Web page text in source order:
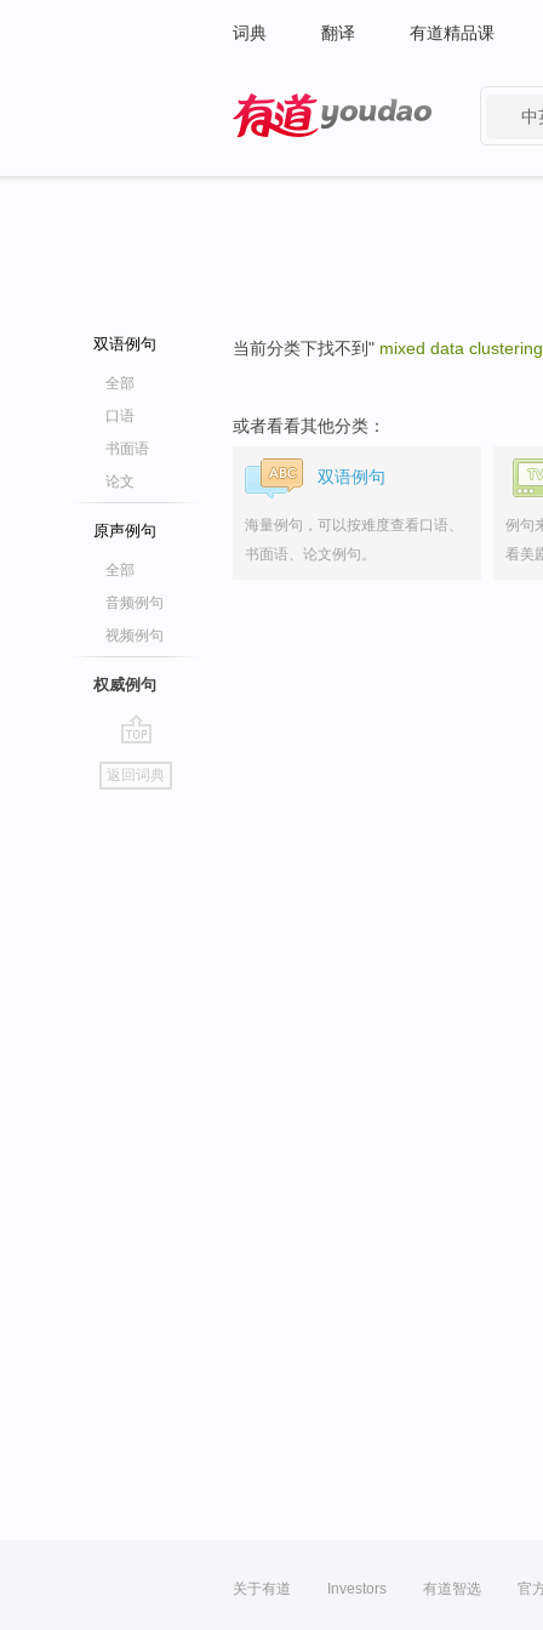
词典 翻译 有道精品课
中
双语例句
全部
口语
书面语
论文
原声例句
全部
音频例句
视频例句
权威例句
go
top
返回词典
当前分类下找不到" mixed data clustering
或者看看其他分类：
双语例句
海量例句，可以按难度查看口语、
书面语、论文例句。
例句
看美
关于有道 Investors 有道智选 官